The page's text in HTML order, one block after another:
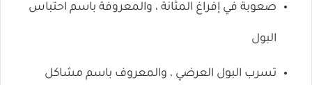
صعوبة في إفراغ المثانة ، والمعروفة باسم احتباس
البول
تسرب البول العرضي ، والمعروف باسم مشاكل